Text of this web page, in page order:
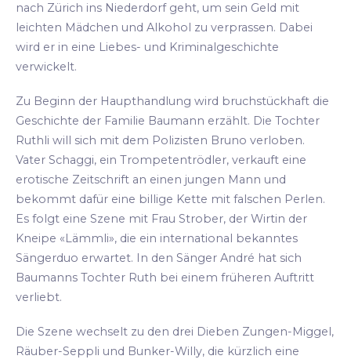
nach Zürich ins Niederdorf geht, um sein Geld mit
leichten Mädchen und Alkohol zu verprassen. Dabei
wird er in eine Liebes- und Kriminalgeschichte
verwickelt.
Zu Beginn der Haupthandlung wird bruchstückhaft die
Geschichte der Familie Baumann erzählt. Die Tochter
Ruthli will sich mit dem Polizisten Bruno verloben.
Vater Schaggi, ein Trompetentrödler, verkauft eine
erotische Zeitschrift an einen jungen Mann und
bekommt dafür eine billige Kette mit falschen Perlen.
Es folgt eine Szene mit Frau Strober, der Wirtin der
Kneipe «Lämmli», die ein international bekanntes
Sängerduo erwartet. In den Sänger André hat sich
Baumanns Tochter Ruth bei einem früheren Auftritt
verliebt.
Die Szene wechselt zu den drei Dieben Zungen-Miggel,
Räuber-Seppli und Bunker-Willy, die kürzlich eine